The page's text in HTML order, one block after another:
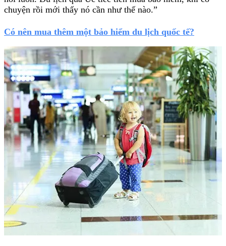
chuyện rồi mới thấy nó cần như thế nào.”
Có nên mua thêm một bảo hiểm du lịch quốc tế?